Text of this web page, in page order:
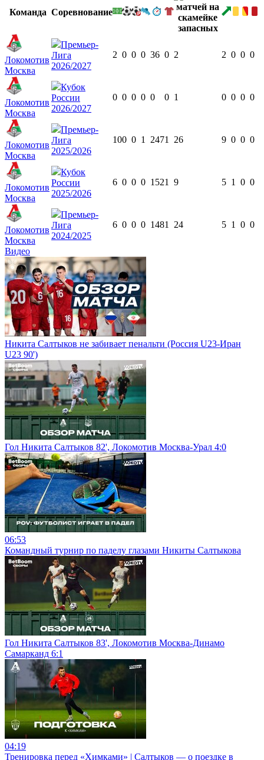
Команда Соревнование
Локомотив
Москва
Премьер-
Лига
2026/2027
2 0 0 0 36 0 2 2 0 0 0
Локомотив
Москва
Кубок
России
2026/2027
0 0 0 0 0 0 1 0 0 0 0
Локомотив
Москва
Премьер-
Лига
2025/2026
100 0 1 2471 26 9 0 0 0
Локомотив
Москва
Кубок
России
2025/2026
6 0 0 0 1521 9 5 1 0 0
Локомотив
Москва
Премьер-
Лига
2024/2025
6 0 0 0 1481 24 5 1 0 0
Видео
Никита Салтыков не забивает пенальти (Россия U23-Иран
U23 90')
Гол Никита Салтыков 82', Локомотив Москва-Урал 4:0
06:53
Командный турнир по паделу глазами Никиты Салтыкова
Гол Никита Салтыков 83', Локомотив Москва-Динамо
Самарканд 6:1
04:19
Тренировка перед «Химками» | Салтыков — о поездке в